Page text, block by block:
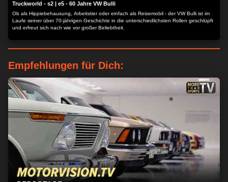
Truckworld - s2 | e5 - 60 Jahre VW Bulli
Ob als Hippiebehausung, Arbeitstier oder einfach als Reisemobil - der VW Bulli ist im
Laufe seiner über 70-jährigen Geschichte in die unterschiedlichsten Rollen geschlüpft
und erfreut sich nach wie vor großer Beliebtheit.
Empfehlungen für Dich: